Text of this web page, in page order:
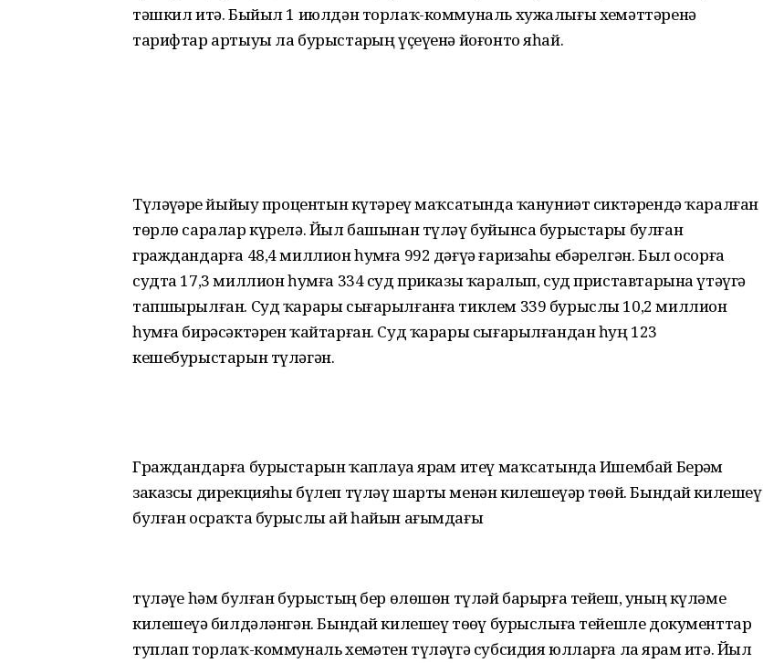
тәшкил итә. Быйыл 1 июлдән торлаҡ-коммуналь хужалығы хеҙмәттәренә
тарифтар артыуы ла бурыстарҙың үҫеүенә йоғонто яһай.
Түләүҙәрҙе йыйыу процентын күтәреү маҡсатында ҡануниәт сиктәрендә ҡаралған
төрлө саралар күрелә. Йыл башынан түләү буйынса бурыстары булған
граждандарға 48,4 миллион һумға 992 дәғүә ғаризаһы ебәрелгән. Был осорға
судта 17,3 миллион һумға 334 суд приказы ҡаралып, суд приставтарына үтәүгә
тапшырылған. Суд ҡарары сығарылғанға тиклем 339 бурыслы 10,2 миллион
һумға бирәсәктәрен ҡайтарған. Суд ҡарары сығарылғандан һуң 123
кешебурыстарын түләгән.
Граждандарға бурыстарын ҡаплауҙа ярҙам итеү маҡсатында Ишембай Берҙәм
заказсы дирекцияһы бүлеп түләү шарты менән килешеүҙәр төҙөй. Бындай килешеү
булған осраҡта бурыслы ай һайын ағымдағы
түләүҙе һәм булған бурыстың бер өлөшөн түләй барырға тейеш, уның күләме
килешеүҙә билдәләнгән. Бындай килешеү төҙөү бурыслыға тейешле документтар
туплап торлаҡ-коммуналь хеҙмәтен түләүгә субсидия юлларға ла ярҙам итә. Йыл